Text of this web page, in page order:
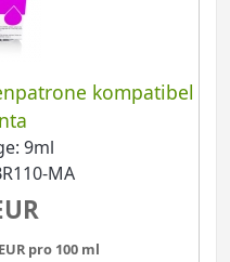
kompatibel
9ml
MA
pro 100 ml